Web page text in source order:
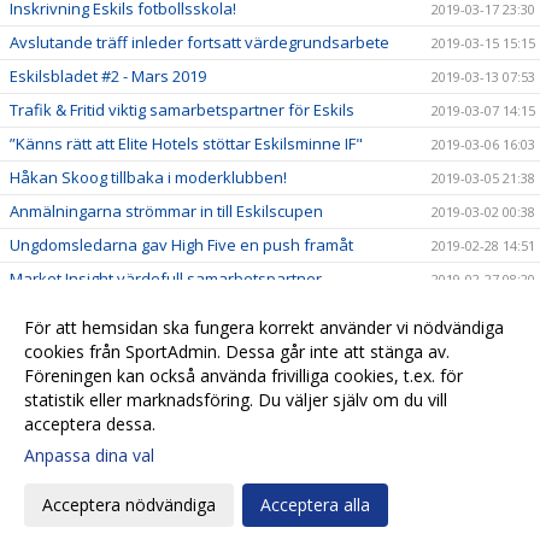
Inskrivning Eskils fotbollsskola! 2019-03-17 23:30
Avslutande träff inleder fortsatt värdegrundsarbete 2019-03-15 15:15
Eskilsbladet #2 - Mars 2019 2019-03-13 07:53
Trafik & Fritid viktig samarbetspartner för Eskils 2019-03-07 14:15
”Känns rätt att Elite Hotels stöttar Eskilsminne IF" 2019-03-06 16:03
Håkan Skoog tillbaka i moderklubben! 2019-03-05 21:38
Anmälningarna strömmar in till Eskilscupen 2019-03-02 00:38
Ungdomsledarna gav High Five en push framåt 2019-02-28 14:51
Market Insight värdefull samarbetspartner 2019-02-27 08:20
Biljetter till Svenska Cupen! 2019-02-22 21:00
En ny styrelseledamot när Eskils höll årsmöte 2019-02-22 09:05
Kallelse till årsmöte 21/2 på Elite Hotel Mollberg
Tisdag 12/2 är kansliet stängt!
Spelarträffar inom High Five ger en gemensam syn från
liten till stor
För att hemsidan ska fungera korrekt använder vi nödvändiga
cookies från SportAdmin. Dessa går inte att stänga av.
Föreningen kan också använda frivilliga cookies, t.ex. för
statistik eller marknadsföring. Du väljer själv om du vill
acceptera dessa.
Anpassa dina val
Acceptera nödvändiga Acceptera alla